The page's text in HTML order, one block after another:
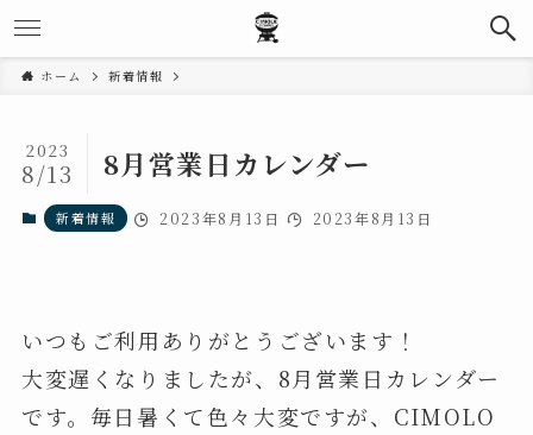
ホーム 新着情報
8月営業日カレンダー
2023
8/13
新着情報 2023年8月13日 2023年8月13日
いつもご利用ありがとうございます！
大変遅くなりましたが、8月営業日カレンダー
です。毎日暑くて色々大変ですが、CIMOLO